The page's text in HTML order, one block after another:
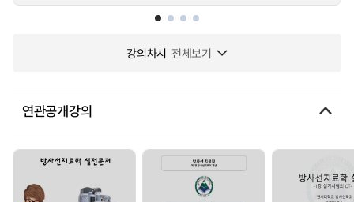
강의차시 전체보기
연관공개강의